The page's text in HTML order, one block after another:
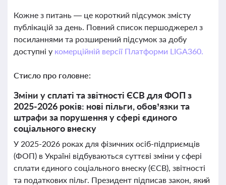
Кожне з питань — це короткий підсумок змісту
публікацій за день. Повний список першоджерел з
посиланнями та розширений підсумок за добу
доступні у комерційній версії Платформи LIGA360.
Стисло про головне:
Зміни у сплаті та звітності ЄСВ для ФОП з
2025-2026 років: нові пільги, обов’язки та
штрафи за порушення у сфері єдиного
соціального внеску
У 2025-2026 роках для фізичних осіб-підприємців
(ФОП) в Україні відбуваються суттєві зміни у сфері
сплати єдиного соціального внеску (ЄСВ), звітності
та податкових пільг. Президент підписав закон, який